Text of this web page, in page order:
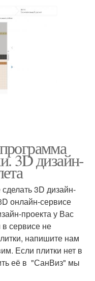
3D дизайн-
3D дизайн-
онлайн-сервисе
проекта у Вас
сервисе не
напишите нам
Если плитки нет в
её в "СанВиз" мы